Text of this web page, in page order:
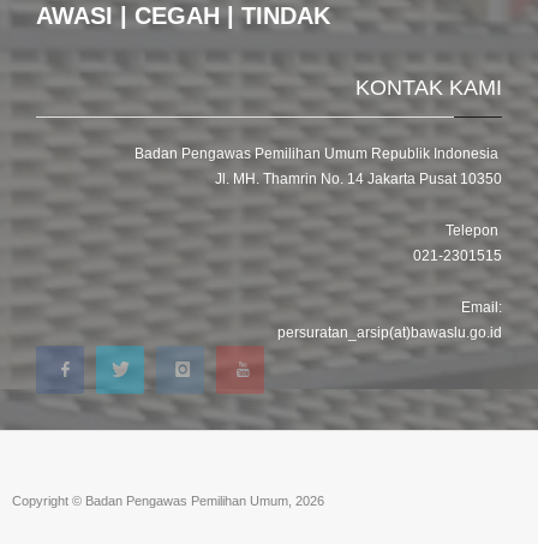
AWASI | CEGAH | TINDAK
KONTAK KAMI
Badan Pengawas Pemilihan Umum Republik Indonesia
Jl. MH. Thamrin No. 14 Jakarta Pusat 10350
Telepon
021-2301515
Email:
persuratan_arsip(at)bawaslu.go.id
Copyright © Badan Pengawas Pemilihan Umum, 2026